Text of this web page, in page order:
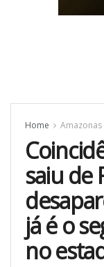
Home Amazonas
saiu de
já é o
no